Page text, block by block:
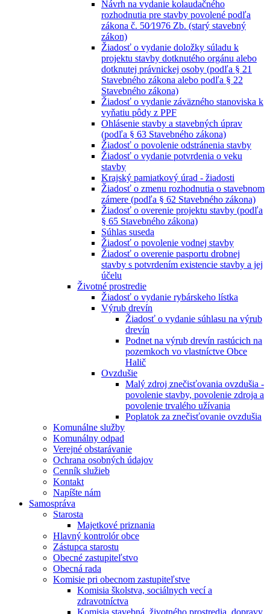
Návrh na vydanie kolaudačného
rozhodnutia pre stavby povolené podľa
zákona č. 50⁄1976 Zb. (starý stavebný
zákon)
Žiadosť o vydanie doložky súladu k
projektu stavby dotknutého orgánu alebo
dotknutej právnickej osoby (podľa § 21
Stavebného zákona alebo podľa § 22
Stavebného zákona)
Žiadosť o vydanie záväzného stanoviska k
vyňatiu pôdy z PPF
Ohlásenie stavby a stavebných úprav
(podľa § 63 Stavebného zákona)
Žiadosť o povolenie odstránenia stavby
Žiadosť o vydanie potvrdenia o veku
stavby
Krajský pamiatkový úrad - žiadosti
Žiadosť o zmenu rozhodnutia o stavebnom
zámere (podľa § 62 Stavebného zákona)
Žiadosť o overenie projektu stavby (podľa
§ 65 Stavebného zákona)
Súhlas suseda
Žiadosť o povolenie vodnej stavby
Žiadosť o overenie pasportu drobnej
stavby s potvrdením existencie stavby a jej
účelu
Životné prostredie
Žiadosť o vydanie rybárskeho lístka
Výrub drevín
Žiadosť o vydanie súhlasu na výrub
drevín
Podnet na výrub drevín rastúcich na
pozemkoch vo vlastníctve Obce
Halič
Ovzdušie
Malý zdroj znečisťovania ovzdušia -
povolenie stavby, povolenie zdroja a
povolenie trvalého užívania
Poplatok za znečisťovanie ovzdušia
Komunálne služby
Komunálny odpad
Verejné obstarávanie
Ochrana osobných údajov
Cenník služieb
Kontakt
Napíšte nám
Samospráva
Starosta
Majetkové priznania
Hlavný kontrolór obce
Zástupca starostu
Obecné zastupiteľstvo
Obecná rada
Komisie pri obecnom zastupiteľstve
Komisia školstva, sociálnych vecí a
zdravotníctva
Komisia stavebná, životného prostredia, dopravy